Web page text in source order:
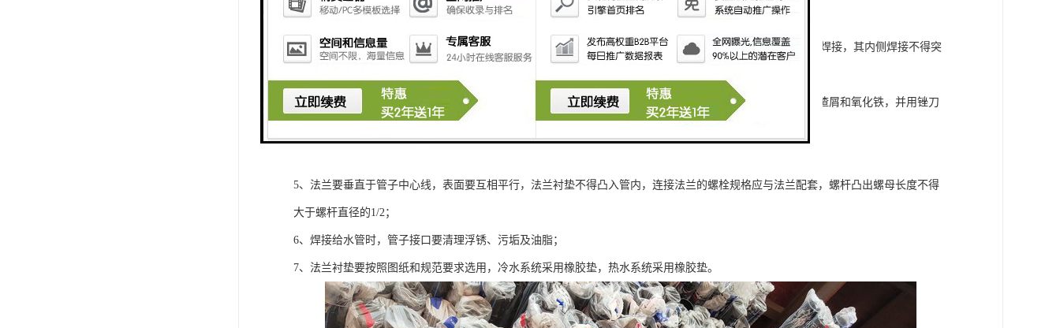
1、PE给水管焊接时，将两管轴线对中，先将两管端部点焊固定；
2、PE给水管与法兰盘焊接，应先将给水管插入法兰盘内，点焊后用角尺找正，找平后再焊接。法兰盘应两面焊接，其内侧焊接不得突
3、PE给水管壁厚在5以上时，应切割坡口，保证充分焊透.坡口成形可采用气焊切割或坡口机加工，但应清理渣屑和氧化铁，并用锉刀
5、法兰要垂直于管子中心线，表面要互相平行，法兰衬垫不得凸入管内，连接法兰的螺栓规格应与法兰配套，螺杆凸出螺母长度不得
大于螺杆直径的1/2；
6、焊接给水管时，管子接口要清理浮锈、污垢及油脂；
7、法兰衬垫要按照图纸和规范要求选用，冷水系统采用橡胶垫，热水系统采用橡胶垫。